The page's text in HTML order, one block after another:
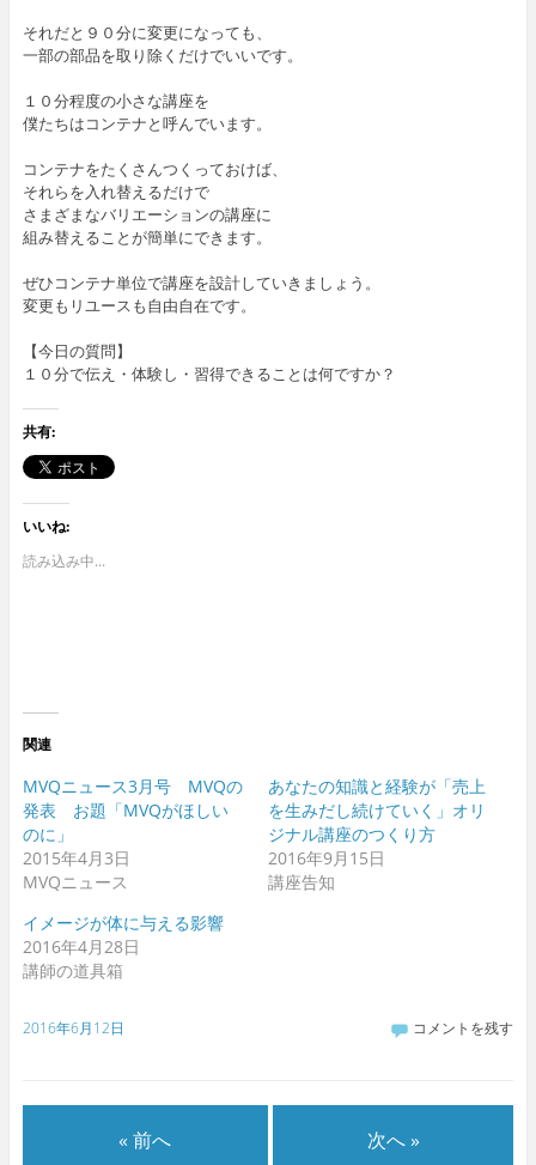
それだと９０分に変更になっても、
一部の部品を取り除くだけでいいです。
１０分程度の小さな講座を
僕たちはコンテナと呼んでいます。
コンテナをたくさんつくっておけば、
それらを入れ替えるだけで
さまざまなバリエーションの講座に
組み替えることが簡単にできます。
ぜひコンテナ単位で講座を設計していきましょう。
変更もリユースも自由自在です。
【今日の質問】
１０分で伝え・体験し・習得できることは何ですか？
共有:
いいね:
読み込み中...
関連
MVQニュース3月号 MVQの
発表 お題「MVQがほしい
のに」
2015年4月3日
MVQニュース
あなたの知識と経験が「売上
を生みだし続けていく」オリ
ジナル講座のつくり方
2016年9月15日
講座告知
イメージが体に与える影響
2016年4月28日
講師の道具箱
2016年6月12日 コメントを残す
« 前へ 次へ »